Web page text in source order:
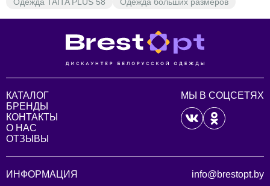
КАТАЛОГ
БРЕНДЫ
КОНТАКТЫ
О НАС
ОТЗЫВЫ
МЫ В СОЦСЕТЯХ
ИНФОРМАЦИЯ info@brestopt.by